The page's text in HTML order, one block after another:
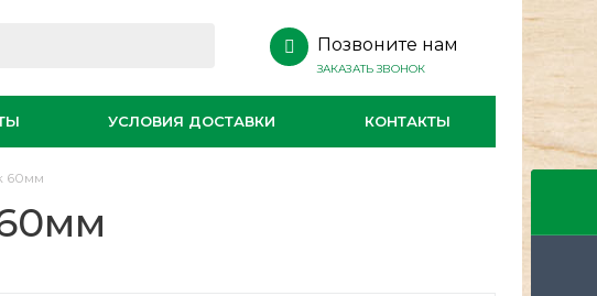
Позвоните нам
ЗАКАЗАТЬ ЗВОНОК
УСЛОВИЯ ДОСТАВКИ КОНТАКТЫ
60мм